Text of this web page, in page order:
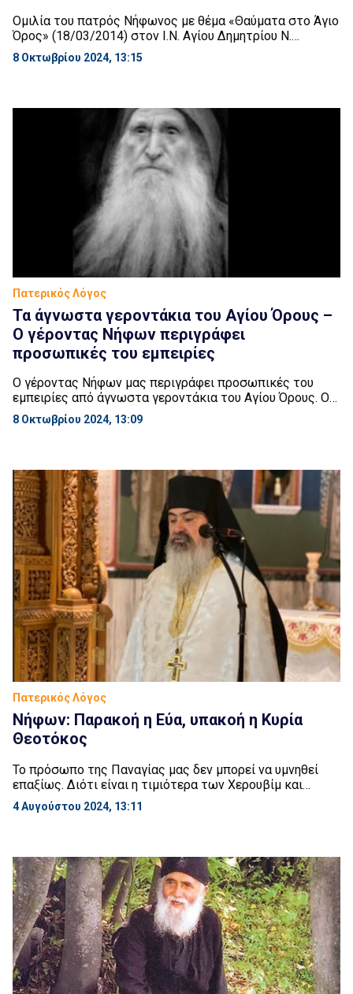
Oμιλία του πατρός Νήφωνος με θέμα «Θαύματα στο Άγιο
Όρος» (18/03/2014) στον Ι.Ν. Αγίου Δημητρίου Ν.
Ελβετίας Βύρωνος.
8 Οκτωβρίου 2024, 13:15
Πατερικός Λόγος
Τα άγνωστα γεροντάκια του Αγίου Όρους –
Ο γέροντας Νήφων περιγράφει
προσωπικές του εμπειρίες
Ο γέροντας Νήφων μας περιγράφει προσωπικές του
εμπειρίες από άγνωστα γεροντάκια του Αγίου Όρους. Ο
παπα-Γιάννης πάντα ευωδίαζε, ακόμα και μέσα στους
στάβλους, έκανε και δύο θαύματα εν ζωή! ο παπα–
8 Οκτωβρίου 2024, 13:09
Πατερικός Λόγος
Νήφων: Παρακοή η Εύα, υπακοή η Κυρία
Θεοτόκος
Το πρόσωπο της Παναγίας μας δεν μπορεί να υμνηθεί
επαξίως. Διότι είναι η τιμιότερα των Χερουβίμ και
ενδοξοτέρα ασυγκρίτως των Σεραφίμ. Η ελευθερία του
ανθρώπου τον έκανε να μοιάζει στον Θεό.
εντολή του και υπακούοντας στο λόγο του διαβόλου.
Χρησιμοποιώντας όμως […]
4 Αυγούστου 2024, 13:11